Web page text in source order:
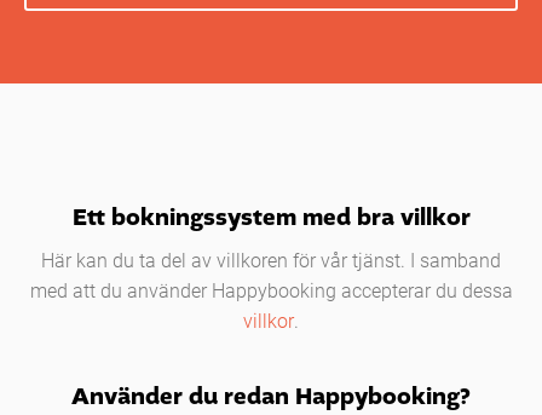
Ett bokningssystem med bra villkor
Här kan du ta del av villkoren för vår tjänst. I samband
med att du använder Happybooking accepterar du dessa
villkor.
Använder du redan Happybooking?